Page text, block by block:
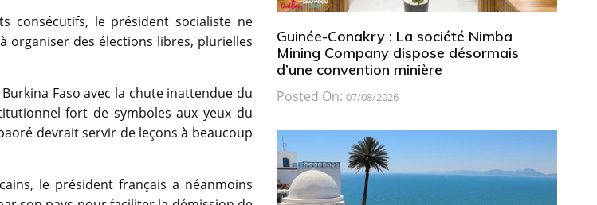
consécutifs, le président socialiste ne
organiser des élections libres, plurielles
Faso avec la chute inattendue du
fort de symboles aux yeux du
devrait servir de leçons à beaucoup
le président français a néanmoins
Guinée-Conakry : La société Nimba
Mining Company dispose désormais
d’une convention minière
Posted On: 07/08/2026